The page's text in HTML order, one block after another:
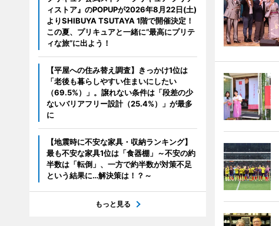
ィストア』のPOPUPが2026年8月22日(土)
よりSHIBUYA TSUTAYA 1階で開催決定！
この夏、プリキュアと一緒に“最高にプリテ
ィな旅”に出よう！
【平屋への住み替え調査】きっかけ1位は
「老後も暮らしやすい住まいにしたい
（69.5%）」。譲れない条件は「段差の少
ないバリアフリー設計（25.4%）」が最多
に
【地震時に不安な家具・収納ランキング】
最も不安な家具1位は「食器棚」～不安の約
半数は「転倒」、一方で約半数が対策不足
という結果に…解決策は！？～
もっと見る